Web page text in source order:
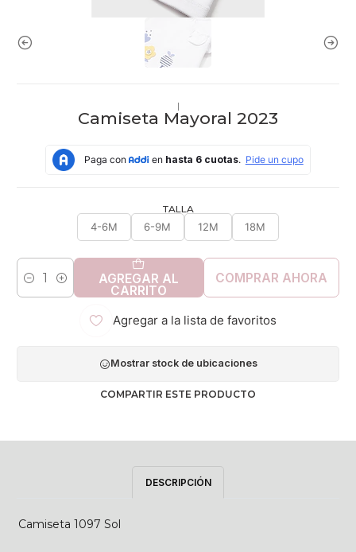
|
Camiseta Mayoral 2023
TALLA
4-6M
6-9M 12M 18M
Cantidad AGREGAR AL
CARRITO
COMPRAR AHORA
Agregar a la lista de favoritos
Mostrar stock de ubicaciones
COMPARTIR ESTE PRODUCTO
DESCRIPCIÓN
Camiseta 1097 Sol